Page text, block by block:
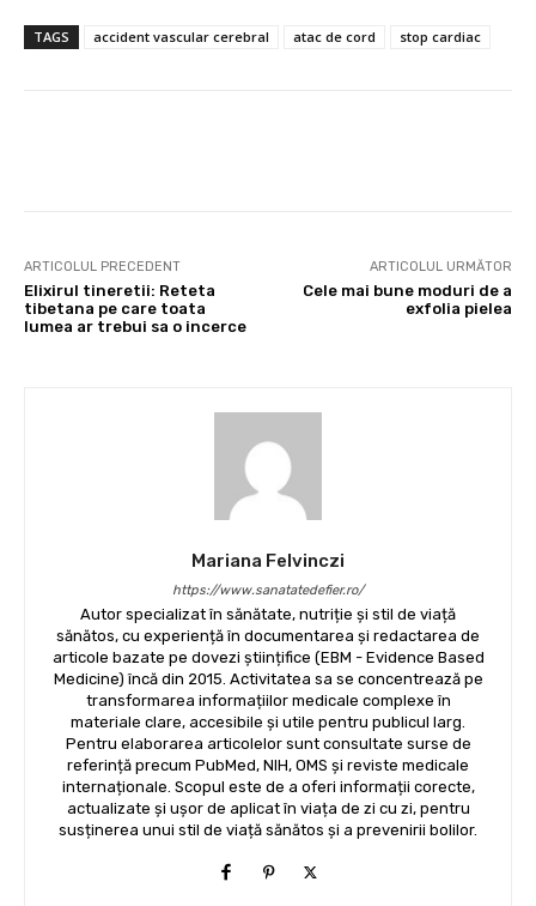
TAGS accident vascular cerebral atac de cord stop cardiac
ARTICOLUL PRECEDENT
Elixirul tineretii: Reteta
tibetana pe care toata
lumea ar trebui sa o incerce
ARTICOLUL URMĂTOR
Cele mai bune moduri de a
exfolia pielea
Mariana Felvinczi
https://www.sanatatedefier.ro/
Autor specializat în sănătate, nutriție și stil de viață
sănătos, cu experiență în documentarea și redactarea de
articole bazate pe dovezi științifice (EBM - Evidence Based
Medicine) încă din 2015. Activitatea sa se concentrează pe
transformarea informațiilor medicale complexe în
materiale clare, accesibile și utile pentru publicul larg.
Pentru elaborarea articolelor sunt consultate surse de
referință precum PubMed, NIH, OMS și reviste medicale
internaționale. Scopul este de a oferi informații corecte,
actualizate și ușor de aplicat în viața de zi cu zi, pentru
susținerea unui stil de viață sănătos și a prevenirii bolilor.